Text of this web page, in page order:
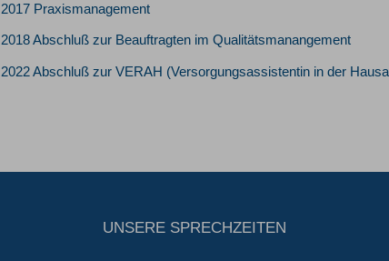
2017 Praxismanagement
2018 Abschluß zur Beauftragten im Qualitätsmanangement
2022 Abschluß zur VERAH (Versorgungsassistentin in der
UNSERE SPRECHZEITEN